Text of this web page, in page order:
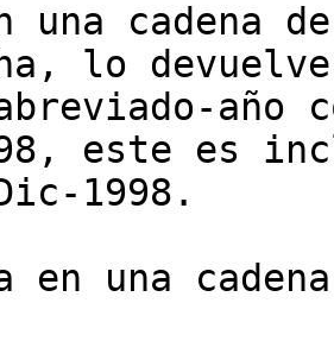
una cadena
lo devuelve
año
este es
1998.
en una